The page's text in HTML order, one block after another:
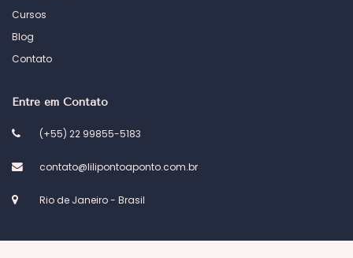
Cursos
Blog
Contato
Entre em Contato
(+55) 22 99855-5183
contato@lilipontoaponto.com.br
Rio de Janeiro - Brasil